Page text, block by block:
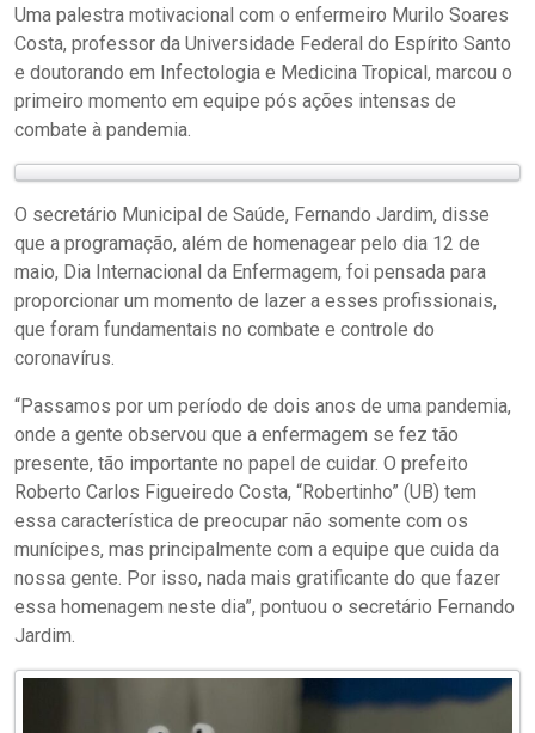
Uma palestra motivacional com o enfermeiro Murilo Soares
Costa, professor da Universidade Federal do Espírito Santo
e doutorando em Infectologia e Medicina Tropical, marcou o
primeiro momento em equipe pós ações intensas de
combate à pandemia.
O secretário Municipal de Saúde, Fernando Jardim, disse
que a programação, além de homenagear pelo dia 12 de
maio, Dia Internacional da Enfermagem, foi pensada para
proporcionar um momento de lazer a esses profissionais,
que foram fundamentais no combate e controle do
coronavírus.
“Passamos por um período de dois anos de uma pandemia,
onde a gente observou que a enfermagem se fez tão
presente, tão importante no papel de cuidar. O prefeito
Roberto Carlos Figueiredo Costa, “Robertinho” (UB) tem
essa característica de preocupar não somente com os
munícipes, mas principalmente com a equipe que cuida da
nossa gente. Por isso, nada mais gratificante do que fazer
essa homenagem neste dia”, pontuou o secretário Fernando
Jardim.